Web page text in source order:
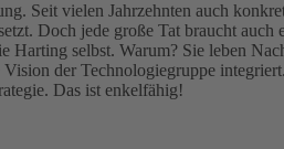
Seit vielen Jahrzehnten auch
Doch jede große Tat braucht
Harting selbst. Warum? Sie leben
der Technologiegruppe
Das ist enkelfähig!